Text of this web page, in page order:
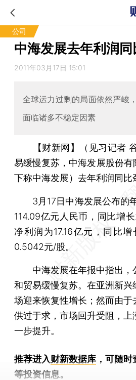
公司
中海发展去年利润
2011年03月17日 15:01
全球运力过剩的局面依然严峻
面临诸多不稳定因素
【财新网】（见习记者
易缓慢复苏，中海发展股份有
下称中海发展）去年利润同比
3月17日中海发展公布的
114.09亿元人民币，同比增
净利润为17.16亿元，同比
0.5042元/股。
中海发展在年报中指出，
和贸易缓慢复苏。在亚洲新
场迎来恢复性增长；然而由
供过于求，市场回升受阻，
一步提升。
推荐进入财新数据库 ，可随
等投资信息。